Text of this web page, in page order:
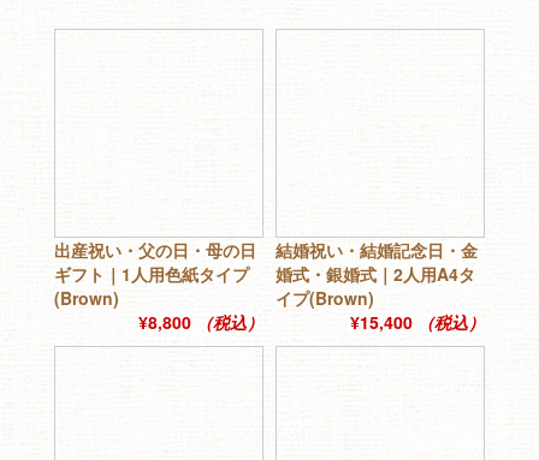
出産祝い・父の日・母の日
ギフト｜1人用色紙タイプ
(Brown)
¥8,800
（税込）
結婚祝い・結婚記念日・金
婚式・銀婚式｜2人用A4タ
イプ(Brown)
¥15,400
（税込）